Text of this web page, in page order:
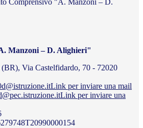
Comprensivo "A. Manzoni – D.
Manzoni – D. Alighieri"
Via Castelfidardo, 70 - 72020
Link per inviare una mail
Link per inviare una